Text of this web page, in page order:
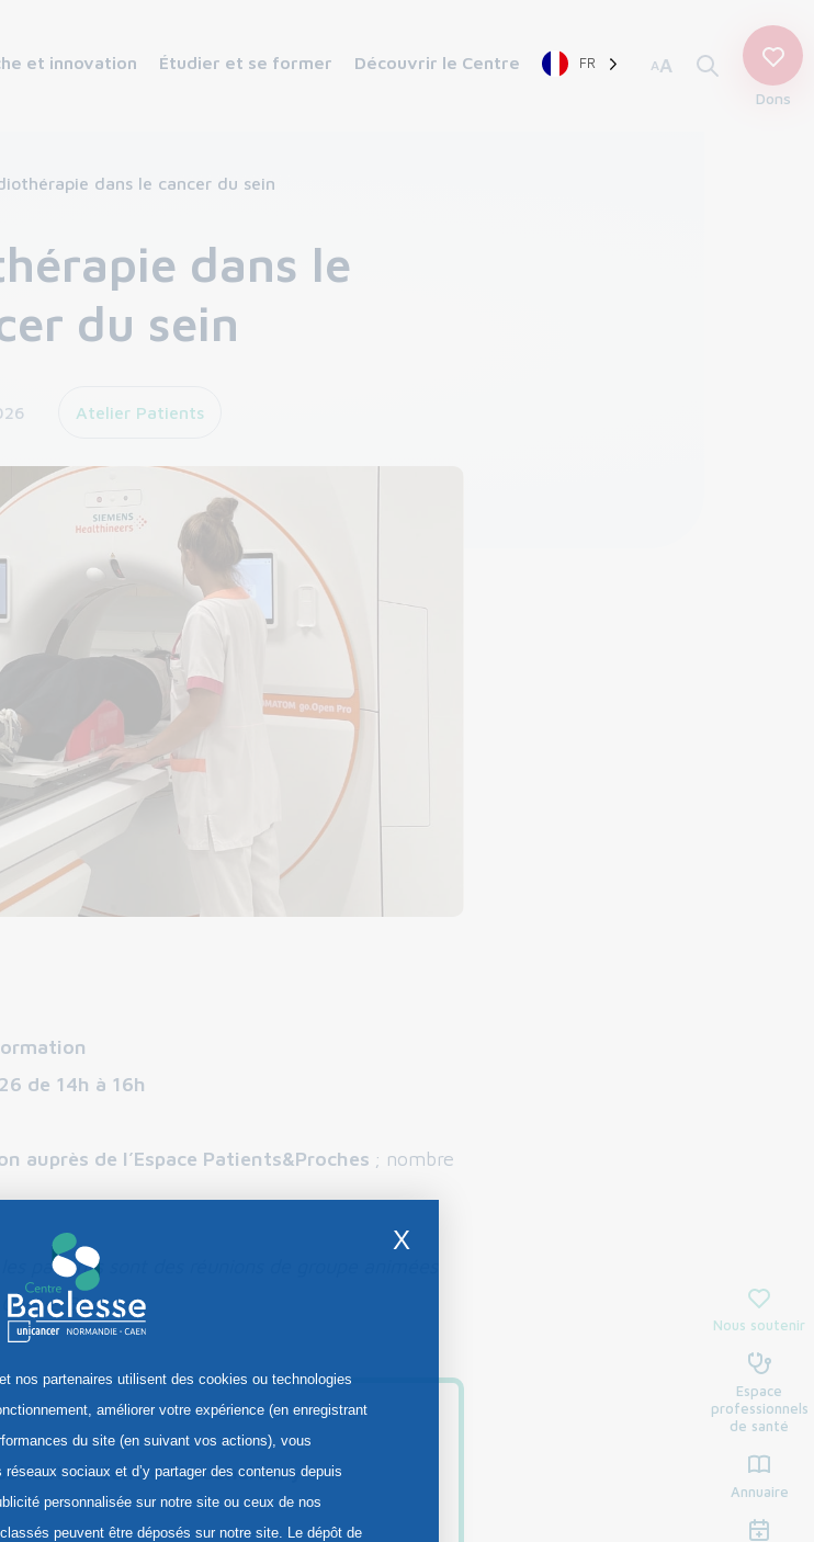
et innovation Étudier et se former Découvrir le Centre FR AA
Dons
dans le cancer du sein
dans le
du sein
Atelier Patients
Nous soutenir
Espace
professionnels
de santé
Annuaire
de 14h à 16h
auprès de l’Espace Patients&Proches ; nombre
patients sont des réunions de groupe animées
Baclesse.
du Centre et souhaitez y
X
et nos partenaires utilisent des cookies ou technologies
améliorer votre expérience (en enregistrant
du site (en suivant vos actions), vous
sociaux et d’y partager des contenus depuis
personnalisée sur notre site ou ceux de nos
peuvent être déposés sur notre site. Le dépôt de